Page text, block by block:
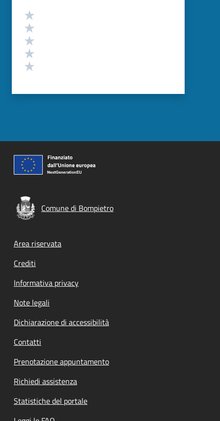
Valutazione
Comune di Bompietro
Footer menu
Area riservata
Crediti
Informativa privacy
Note legali
Dichiarazione di accessibilità
Contatti
Prenotazione appuntamento
Richiedi assistenza
Statistiche del portale